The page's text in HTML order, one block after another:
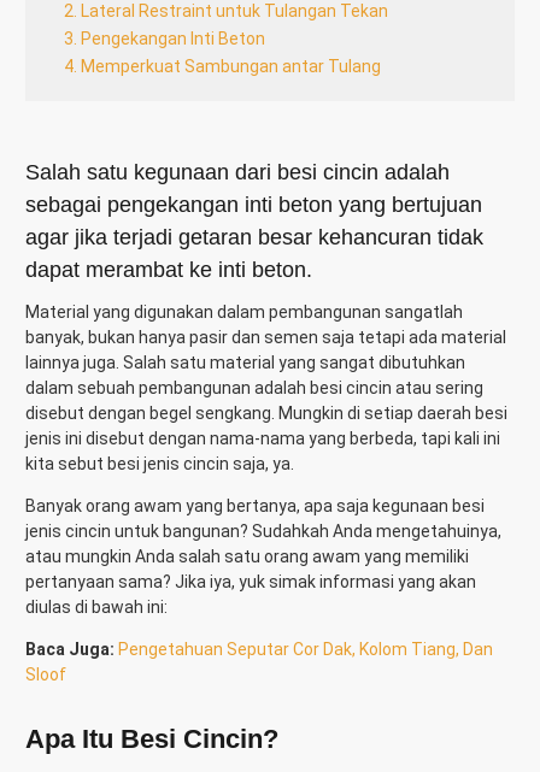
2. Lateral Restraint untuk Tulangan Tekan
3. Pengekangan Inti Beton
4. Memperkuat Sambungan antar Tulang
Salah satu kegunaan dari besi cincin adalah
sebagai pengekangan inti beton yang bertujuan
agar jika terjadi getaran besar kehancuran tidak
dapat merambat ke inti beton.
Material yang digunakan dalam pembangunan sangatlah
banyak, bukan hanya pasir dan semen saja tetapi ada material
lainnya juga. Salah satu material yang sangat dibutuhkan
dalam sebuah pembangunan adalah besi cincin atau sering
disebut dengan begel sengkang. Mungkin di setiap daerah besi
jenis ini disebut dengan nama-nama yang berbeda, tapi kali ini
kita sebut besi jenis cincin saja, ya.
Banyak orang awam yang bertanya, apa saja kegunaan besi
jenis cincin untuk bangunan? Sudahkah Anda mengetahuinya,
atau mungkin Anda salah satu orang awam yang memiliki
pertanyaan sama? Jika iya, yuk simak informasi yang akan
diulas di bawah ini:
Baca Juga: Pengetahuan Seputar Cor Dak, Kolom Tiang, Dan
Sloof
Apa Itu Besi Cincin?